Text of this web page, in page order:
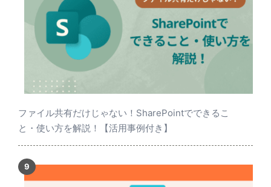
ファイル共有だけじゃない！SharePointでできるこ
と・使い方を解説！【活用事例付き】